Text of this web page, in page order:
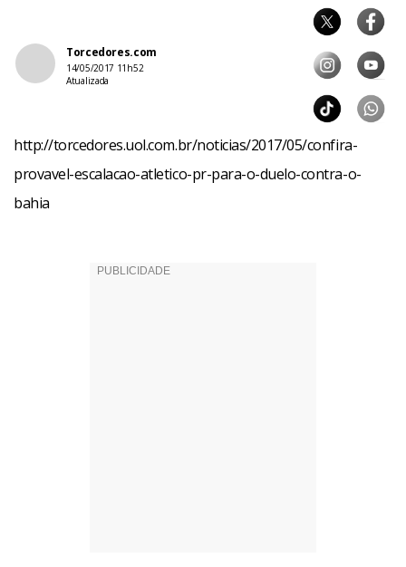
Torcedores.com
14/05/2017 11h52
Atualizada
http://torcedores.uol.com.br/noticias/2017/05/confira-
provavel-escalacao-atletico-pr-para-o-duelo-contra-o-
bahia